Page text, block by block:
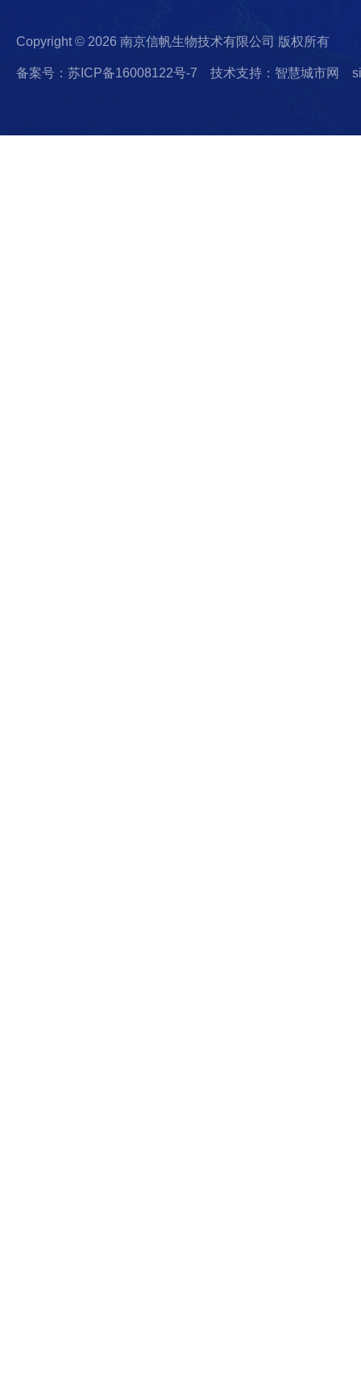
Copyright © 2026 南京信帆生物技术有限公司 版权所有
备案号：苏ICP备16008122号-7 技术支持：智慧城市网